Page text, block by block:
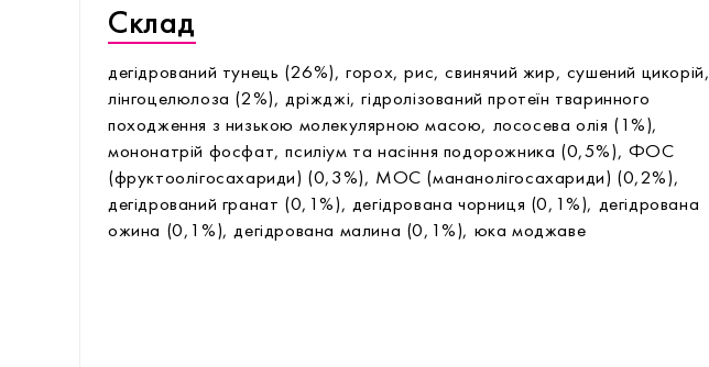
Склад
дегідрований тунець (26%), горох, рис, свинячий жир, сушений цикорій,
лінгоцелюлоза (2%), дріжджі, гідролізований протеїн тваринного
походження з низькою молекулярною масою, лососева олія (1%),
мононатрій фосфат, псиліум та насіння подорожника (0,5%), ФОС
(фруктоолігосахариди) (0,3%), МОС (мананолігосахариди) (0,2%),
дегідрований гранат (0,1%), дегідрована чорниця (0,1%), дегідрована
ожина (0,1%), дегідрована малина (0,1%), юка моджаве